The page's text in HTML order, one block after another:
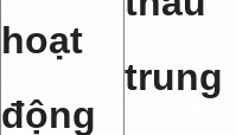
hoạt
động
trung